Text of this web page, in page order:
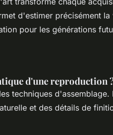
d'estimer précisément la
pour les générations
d'une reproduction
techniques d'assemblage.
et des détails de